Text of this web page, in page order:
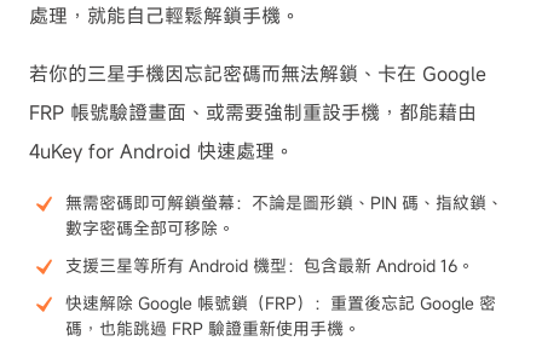
處理，就能自己輕鬆解鎖手機。
若你的三星手機因忘記密碼而無法解鎖、卡在 Google
FRP 帳號驗證畫面、或需要強制重設手機，都能藉由
4uKey for Android 快速處理。
無需密碼即可解鎖螢幕：不論是圖形鎖、PIN 碼、指紋鎖、
數字密碼全部可移除。
支援三星等所有 Android 機型：包含最新 Android 16。
快速解除 Google 帳號鎖（FRP）：重置後忘記 Google 密
碼，也能跳過 FRP 驗證重新使用手機。